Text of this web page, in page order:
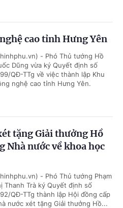
cao tỉnh Hưng Yên
- Phó Thủ tướng Hồ
Dũng vừa ký Quyết định số
QĐ-TTg về việc thành lập Khu
nghệ cao tỉnh Hưng Yên.
tặng Giải thưởng Hồ
Nhà nước về khoa học
- Phó Thủ tướng Phạm
Thanh Trà ký Quyết định số
QĐ-TTg thành lập Hội đồng cấp
nước xét tặng Giải thưởng Hồ...